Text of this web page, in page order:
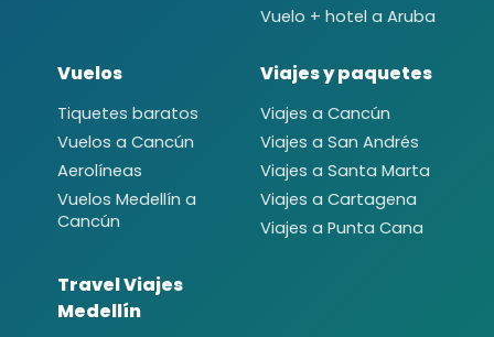
Vuelo + hotel a Aruba
Vuelos
Tiquetes baratos
Vuelos a Cancún
Aerolíneas
Vuelos Medellín a
Cancún
Viajes y paquetes
Viajes a Cancún
Viajes a San Andrés
Viajes a Santa Marta
Viajes a Cartagena
Viajes a Punta Cana
Travel Viajes
Medellín